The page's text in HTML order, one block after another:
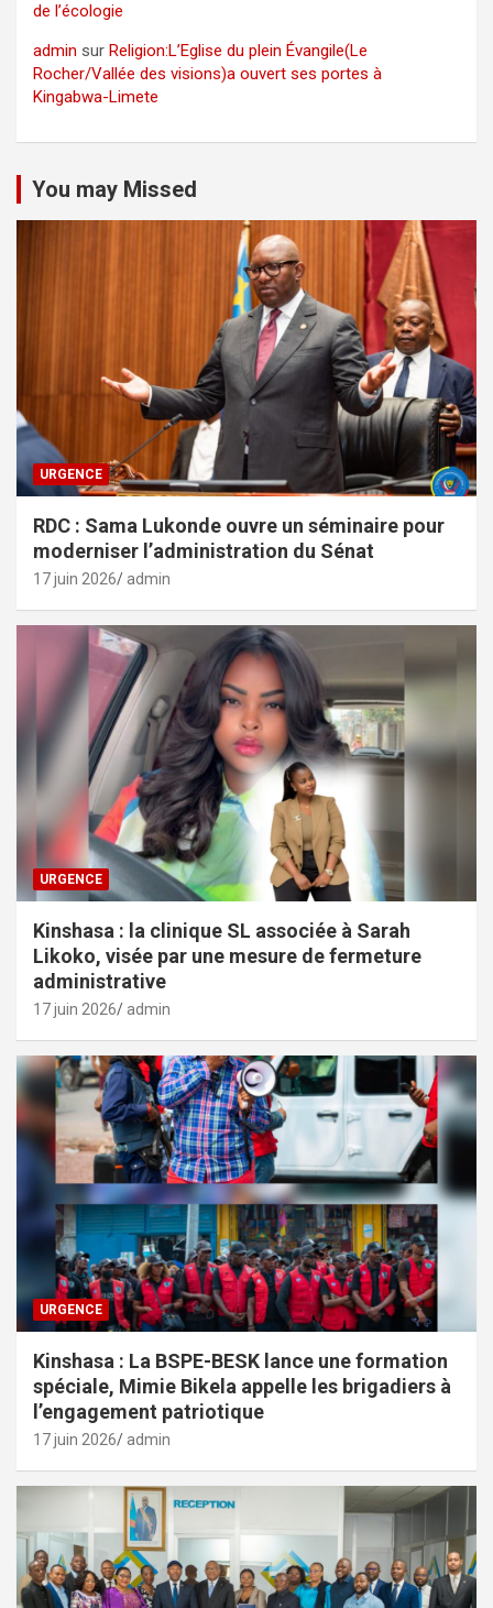
de l’écologie
admin sur Religion:L’Eglise du plein Évangile(Le
Rocher/Vallée des visions)a ouvert ses portes à
Kingabwa-Limete
You may Missed
URGENCE
RDC : Sama Lukonde ouvre un séminaire pour
moderniser l’administration du Sénat
17 juin 2026 admin
URGENCE
Kinshasa : la clinique SL associée à Sarah
Likoko, visée par une mesure de fermeture
administrative
17 juin 2026 admin
URGENCE
Kinshasa : La BSPE-BESK lance une formation
spéciale, Mimie Bikela appelle les brigadiers à
l’engagement patriotique
17 juin 2026 admin